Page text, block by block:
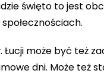
święto to jest
Łucji może być też
dni. Może też